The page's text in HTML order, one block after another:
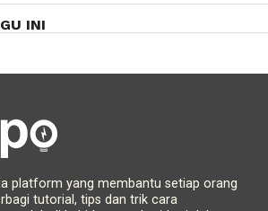
INI
platform yang membantu setiap orang
tutorial, tips dan trik cara